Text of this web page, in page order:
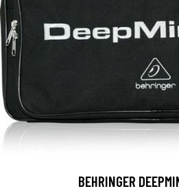
BEHRINGER